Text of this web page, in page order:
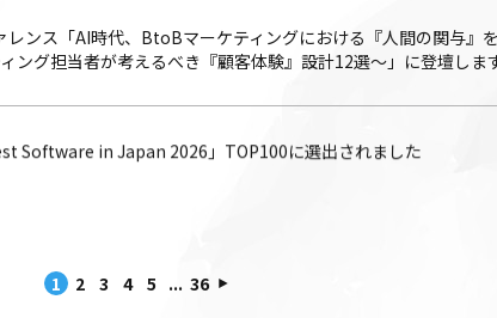
ンス「AI時代、BtoBマーケティングにおける『人間の関与』
ング担当者が考えるべき『顧客体験』設計12選～」に登壇しま
Software in Japan 2026」TOP100に選出されました
1 2 3 4 5 ... 36